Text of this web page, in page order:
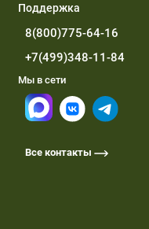
Поддержка
8(800)775-64-16
+7(499)348-11-84
Мы в сети
Все контакты